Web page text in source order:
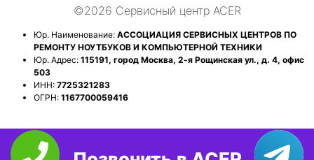
©2026 Сервисный центр ACER
Юр. Наименование: АССОЦИАЦИЯ СЕРВИСНЫХ ЦЕНТРОВ ПО
РЕМОНТУ НОУТБУКОВ И КОМПЬЮТЕРНОЙ ТЕХНИКИ
Юр. Адрес: 115191, город Москва, 2-я Рощинская ул., д. 4, офис
503
ИНН: 7725321283
ОГРН: 1167700059416